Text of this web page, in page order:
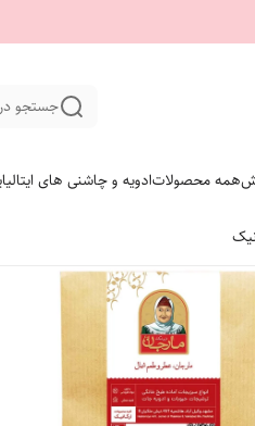
جستجو
همه محصولاتادویه و چاشنی های